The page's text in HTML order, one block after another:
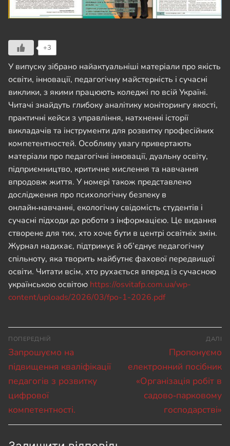
+3
У випуску зібрано найактуальніші матеріали про якість
освіти, інновації, педагогічну майстерність і сучасні
виклики, з якими працюють коледжі по всій Україні.
Читачі знайдуть глибоку аналітику моніторингу якості,
практичні кейси з управління, натхненні історії
викладачів та інструменти для розвитку професійних
компетентностей. Особливу увагу привертають
матеріали про педагогічні інновації, дуальну освіту,
підприємництво, критичне мислення та навчання
впродовж життя. У номері також представлено
дослідження про психологічну безпеку в
онлайн‑навчанні, екологічну свідомість студентів і
сучасні підходи до роботи з інформацією. Це видання
створене для тих, хто хоче бути в центрі освітніх змін.
Журнал надихає, підтримує й об’єднує педагогічну
спільноту, яка творить майбутнє фахової передвищої
освіти. Читати всім, хто рухається вперед із сучасною
українською освітою https://osvitafp.com.ua/wp-
content/uploads/2026/03/fpo-1-2026.pdf
Навігація
записів
ПОПЕРЕДНІЙ
Попередній
запис:
Запрошуємо на
підвищення кваліфікації
педагогів з розвитку
цифрової
компетентності.
ДАЛІ
Наступний
запис:
Пропонуємо
електронний посібник
«Організація робіт в
садово‑парковому
господарстві»